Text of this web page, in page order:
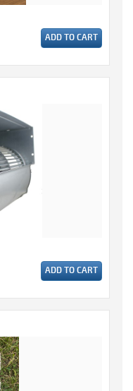
ADD TO CART
ADD TO CART